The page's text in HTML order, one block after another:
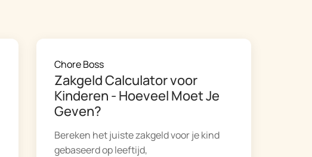
Русский
Chore Boss
Zakgeld Calculator voor
Kinderen - Hoeveel Moet Je
Geven?
Bereken het juiste zakgeld voor je kind
gebaseerd op leeftijd,